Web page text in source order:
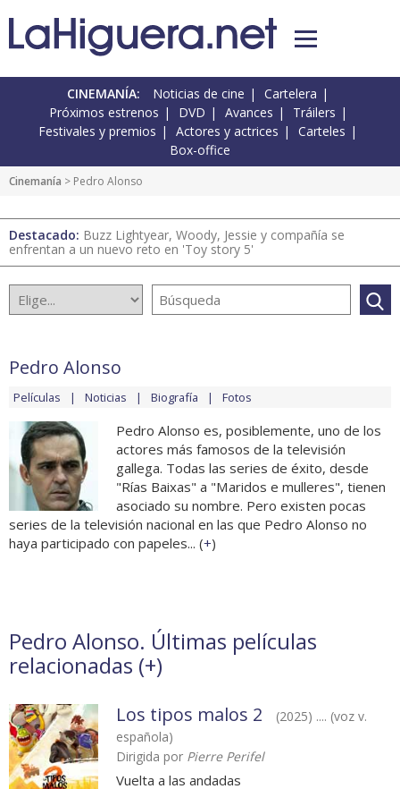
CINEMANÍA: Noticias de cine
Cartelera
Próximos estrenos
DVD Avances
Tráilers
Festivales y premios
Actores y actrices
Carteles
Box-office
Cinemanía > Pedro Alonso
Destacado: Buzz Lightyear, Woody, Jessie y compañía se
enfrentan a un nuevo reto en 'Toy story 5'
Pedro Alonso
Películas Noticias Biografía Fotos
Pedro Alonso es, posiblemente, uno de los
actores más famosos de la televisión
gallega. Todas las series de éxito, desde
"Rías Baixas" a "Maridos e mulleres", tienen
asociado su nombre. Pero existen pocas
series de la televisión nacional en las que Pedro Alonso no
haya participado con papeles... (+)
Pedro Alonso. Últimas películas
relacionadas (+)
Los tipos malos 2
(2025) .... (voz v.
española)
Dirigida por Pierre Perifel
Vuelta a las andadas